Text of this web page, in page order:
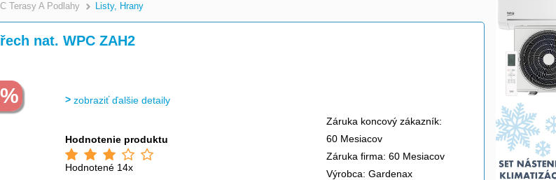
Terasy A Podlahy >
Listy, Hrany
nat. WPC ZAH2
zobraziť ďalšie detaily
Hodnotenie produktu
Hodnotené 14x
Záruka koncový zákazník:
60 Mesiacov
Záruka firma: 60 Mesiacov
Výrobca: Gardenax